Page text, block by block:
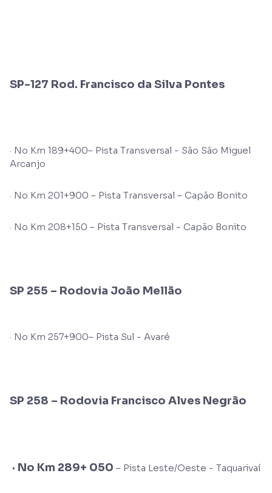
SP-127 Rod. Francisco da Silva Pontes
· No Km 189+400– Pista Transversal - São São Miguel
Arcanjo
· No Km 201+900 – Pista Transversal – Capão Bonito
· No Km 208+150 – Pista Transversal - Capão Bonito
SP 255 – Rodovia João Mellão
· No Km 257+900– Pista Sul - Avaré
SP 258 – Rodovia Francisco Alves Negrão
· No Km 289+ 050 – Pista Leste/Oeste - Taquarivaí